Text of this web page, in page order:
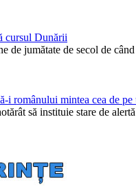
cursul Dunării
de jumătate de secol de
i românului mintea cea de pe
să instituie stare de